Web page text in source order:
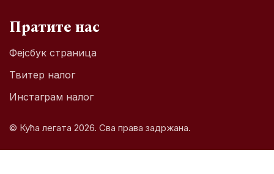
Пратите нас
Фејсбук страница
Твитер налог
Инстаграм налог
© Кућа легата 2026. Сва права задржана.